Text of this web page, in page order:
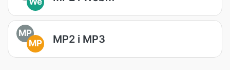
MP
MP
MP2 i MP3